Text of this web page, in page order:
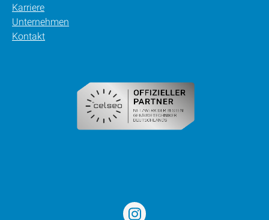
Karriere
Unternehmen
Kontakt